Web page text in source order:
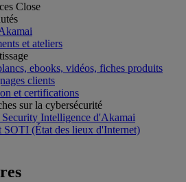
Close
et ateliers
ebooks, vidéos, fiches produits
clients
et certifications
sur la cybersécurité
Intelligence d'Akamai
SOTI (État des lieux d'Internet)